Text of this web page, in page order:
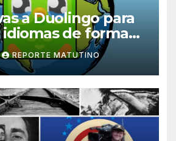
a Duolingo para
de forma
y divertida
REPORTE MATUTINO